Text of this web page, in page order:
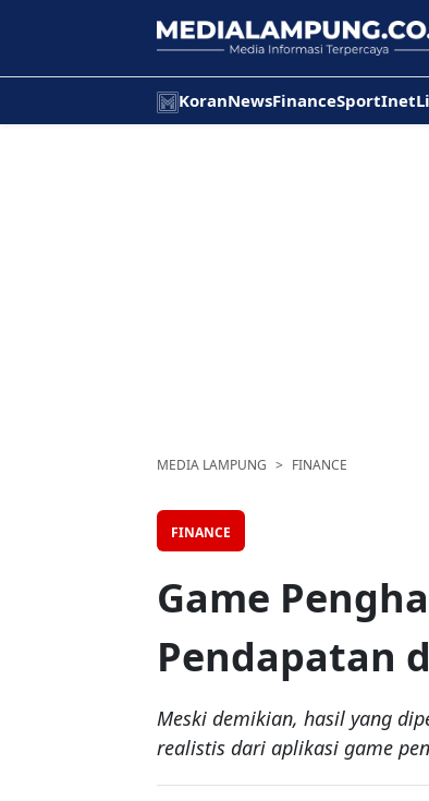
KoranNewsFinanceSportInet
MEDIA LAMPUNG FINANCE
FINANCE
Game
Pendapatan
Meski demikian, hasil yang
realistis dari aplikasi game